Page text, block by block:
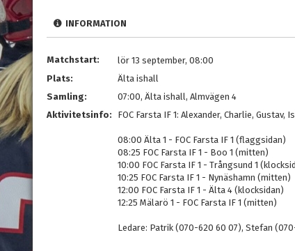
INFORMATION
Matchstart:
lör 13 september, 08:00
Plats:
Älta ishall
Samling:
07:00, Älta ishall, Almvägen 4
Aktivitetsinfo:
FOC Farsta IF 1: Alexander, Charlie, Gustav,
08:00 Älta 1 - FOC Farsta IF 1 (flaggsidan)
08:25 FOC Farsta IF 1 - Boo 1 (mitten)
10:00 FOC Farsta IF 1 - Trångsund 1
10:25 FOC Farsta IF 1 - Nynäshamn (mitten)
12:00 FOC Farsta IF 1 - Älta 4 (klocksidan)
12:25 Mälarö 1 - FOC Farsta IF 1 (mitten)
Ledare: Patrik (070-620 60 07), Stefan